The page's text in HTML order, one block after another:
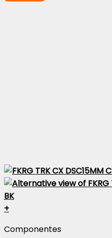
+
Componentes